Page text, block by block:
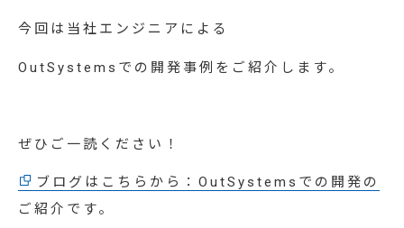
今回は当社エンジニアによる
OutSystemsでの開発事例をご紹介します。
ぜひご一読ください！
ブログはこちらから：OutSystemsでの開発の
ご紹介です。